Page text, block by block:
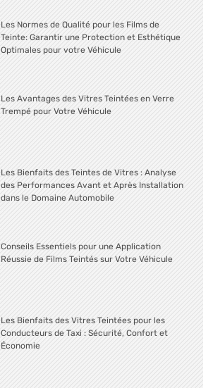
Les Normes de Qualité pour les Films de
Teinte: Garantir une Protection et Esthétique
Optimales pour votre Véhicule
Les Avantages des Vitres Teintées en Verre
Trempé pour Votre Véhicule
Les Bienfaits des Teintes de Vitres : Analyse
des Performances Avant et Après Installation
dans le Domaine Automobile
Conseils Essentiels pour une Application
Réussie de Films Teintés sur Votre Véhicule
Les Bienfaits des Vitres Teintées pour les
Conducteurs de Taxi : Sécurité, Confort et
Économie